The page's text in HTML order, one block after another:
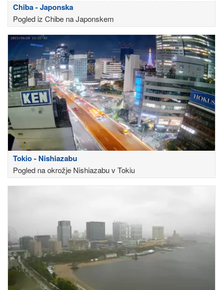
Chiba - Japonska
Pogled iz Chibe na Japonskem
Tokio - Nishiazabu
Pogled na okrožje Nishiazabu v Tokiu